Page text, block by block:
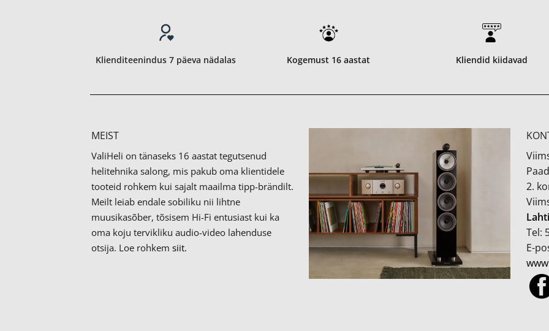
Klienditeenindus 7 päeva nädalas Kogemust 16 aastat Kliendid kiidavad
MEIST
ValiHeli on tänaseks 16 aastat tegutsenud
helitehnika salong, mis pakub oma klientidele
tooteid rohkem kui sajalt maailma tipp-brändilt.
Meilt leiab endale sobiliku nii lihtne
muusikasõber, tõsisem Hi-Fi entusiast kui ka
oma koju tervikliku audio-video lahenduse
otsija. Loe rohkemsiit.
2.
Tel:
E-